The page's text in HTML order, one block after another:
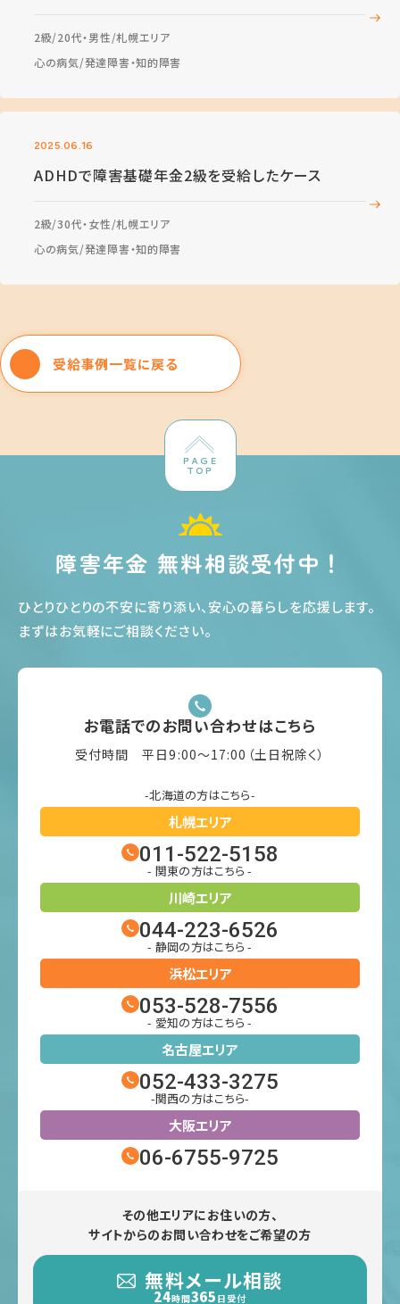
2級 20代・男性 札幌エリア
心の病気 発達障害・知的障害
2025.06.16
ADHDで障害基礎年金2級を受給したケース
2級 30代・女性 札幌エリア
心の病気 発達障害・知的障害
受給事例一覧に戻る
PAGE
TOP
障害年金 無料相談受付中！
ひとりひとりの不安に寄り添い、安心の暮らしを応援します。
まずはお気軽にご相談ください。
お電話でのお問い合わせはこちら
受付時間 平日9:00〜17:00（土日祝除く）
-北海道の方はこちら-
札幌エリア
011-522-5158
- 関東の方はこちら -
川崎エリア
044-223-6526
- 静岡の方はこちら -
浜松エリア
053-528-7556
- 愛知の方はこちら -
名古屋エリア
052-433-3275
-関西の方はこちら-
大阪エリア
06-6755-9725
その他エリアにお住いの方、
サイトからのお問い合わせをご希望の方
無料メール相談
24時間365 日受付